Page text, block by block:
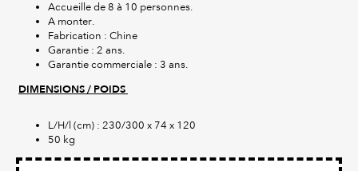
Accueille de 8 à 10 personnes.
A monter.
Fabrication : Chine
Garantie : 2 ans.
Garantie commerciale : 3 ans.
DIMENSIONS / POIDS
L/H/l (cm) : 230/300 x 74 x 120
50 kg